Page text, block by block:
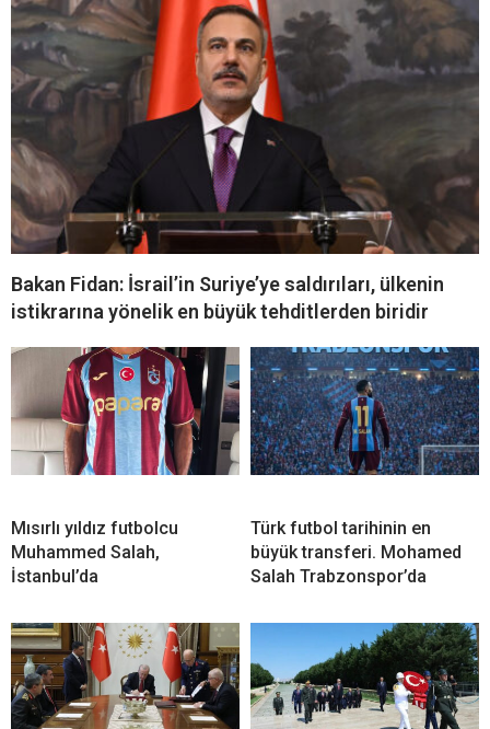
Bakan Fidan: İsrail’in Suriye’ye saldırıları, ülkenin
istikrarına yönelik en büyük tehditlerden biridir
Mısırlı yıldız futbolcu
Muhammed Salah,
İstanbul’da
Türk futbol tarihinin en
büyük transferi. Mohamed
Salah Trabzonspor’da